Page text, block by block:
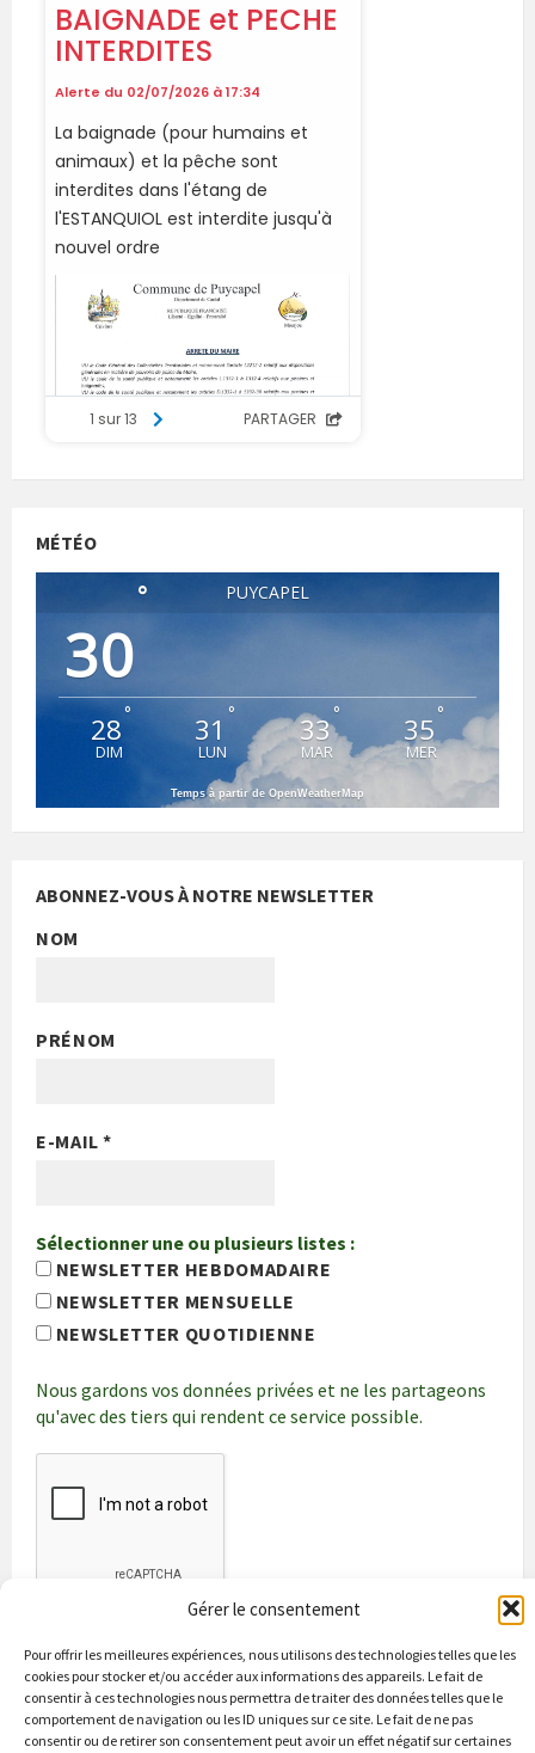
Gérer le consentement
Pour offrir les meilleures expériences, nous utilisons des technologies telles que les
cookies pour stocker et/ou accéder aux informations des appareils. Le fait de
consentir à ces technologies nous permettra de traiter des données telles que le
comportement de navigation ou les ID uniques sur ce site. Le fait de ne pas
consentir ou de retirer son consentement peut avoir un effet négatif sur certaines
MÉTÉO
PUYCAPEL
30
°
28°
DIM
31 °
LUN
33°
MAR
35 °
MER
Temps à partir de OpenWeatherMap
ABONNEZ-VOUS À NOTRE NEWSLETTER
NOM
PRÉNOM
E-MAIL*
Sélectionner une ou plusieurs listes :
NEWSLETTER HEBDOMADAIRE
NEWSLETTER MENSUELLE
NEWSLETTER QUOTIDIENNE
Nous gardons vos données privées et ne les partageons
qu'avec des tiers qui rendent ce service possible.